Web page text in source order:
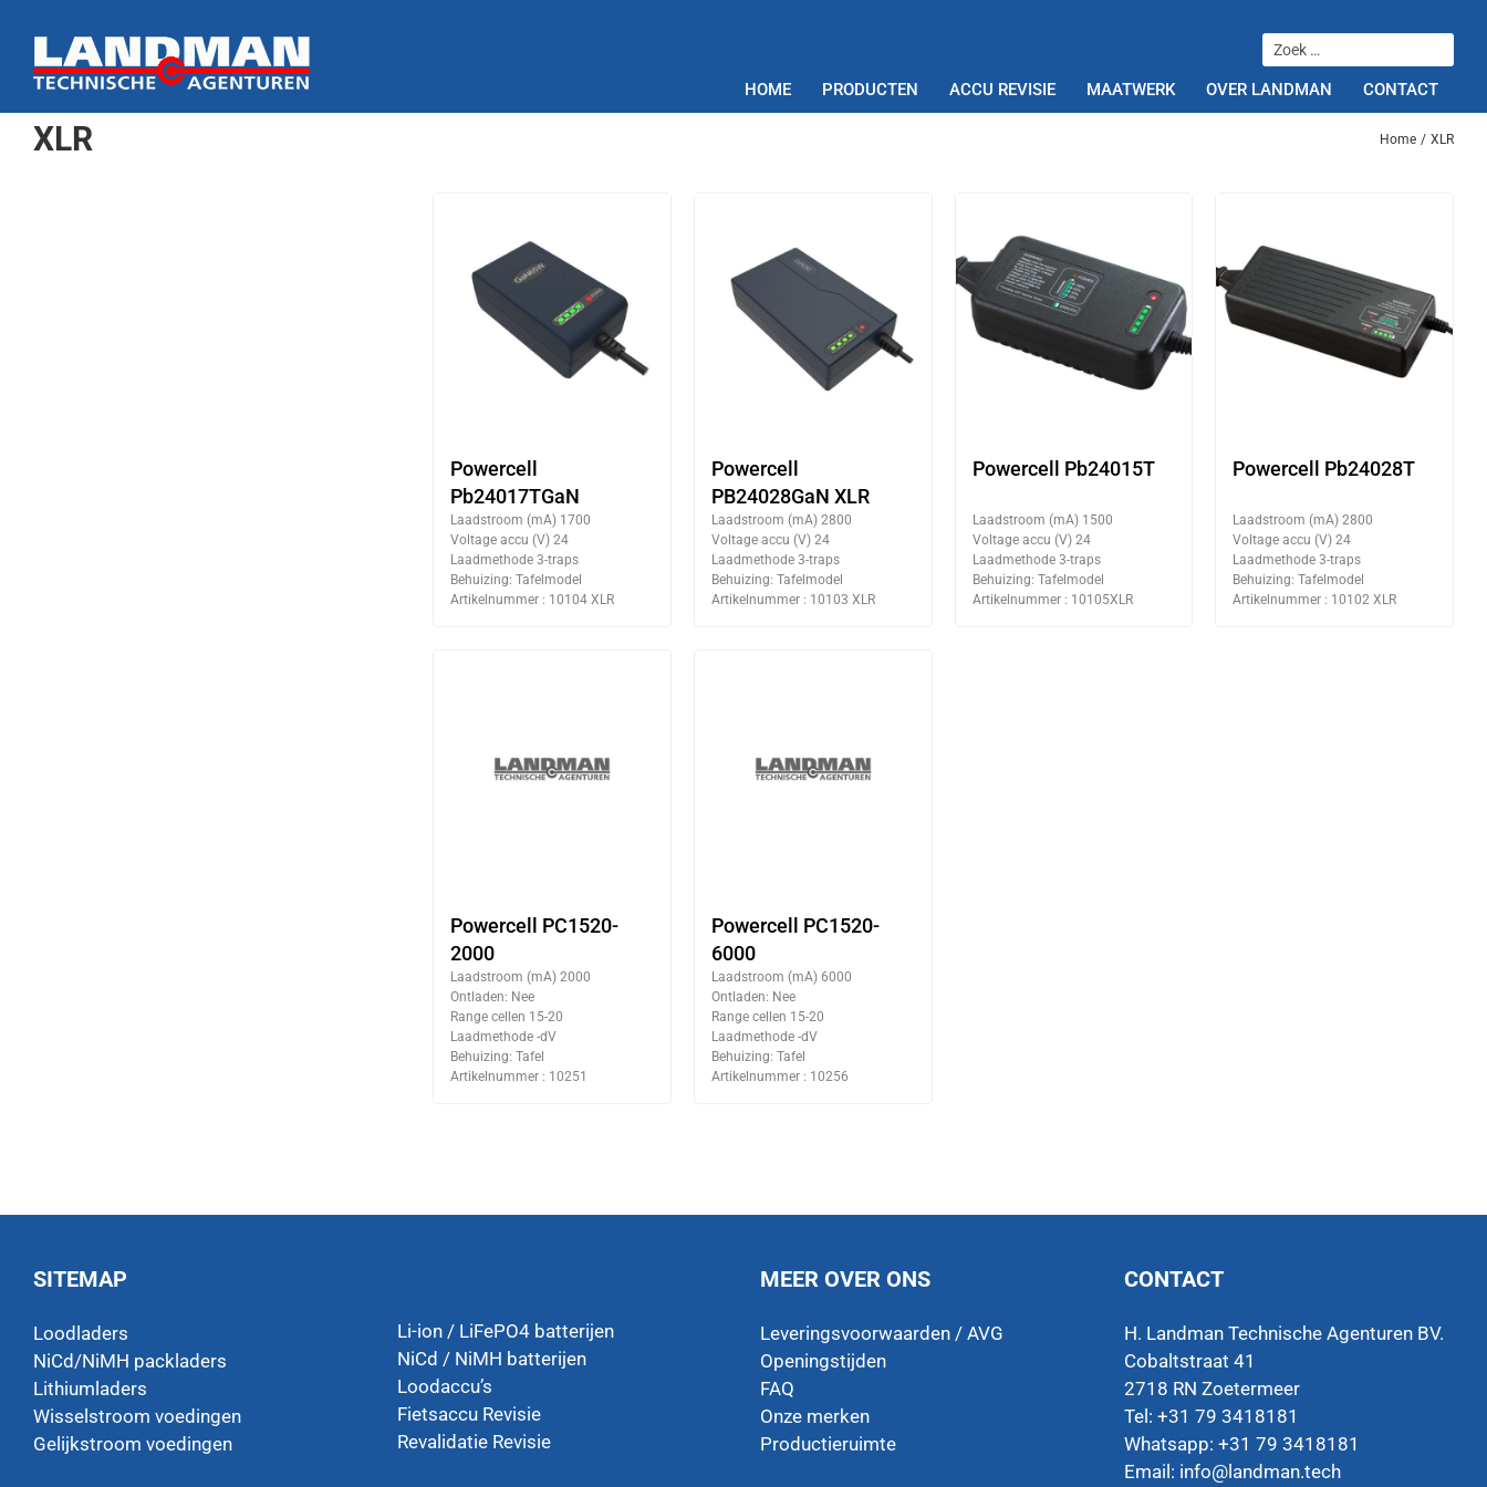
naar
inhoud
HOME PRODUCTEN ACCU REVISIE MAATWERK OVER LANDMAN CONTACT
XLR Home XLR
Powercell
Pb24017TGaN
Laadstroom (mA) 1700
Voltage accu (V) 24
Laadmethode 3-traps
Behuizing: Tafelmodel
Artikelnummer : 10104 XLR
Powercell
PB24028GaN XLR
Laadstroom (mA) 2800
Voltage accu (V) 24
Laadmethode 3-traps
Behuizing: Tafelmodel
Artikelnummer : 10103 XLR
Powercell Pb24015T
Laadstroom (mA) 1500
Voltage accu (V) 24
Laadmethode 3-traps
Behuizing: Tafelmodel
Artikelnummer : 10105XLR
Powercell Pb24028T
Laadstroom (mA) 2800
Voltage accu (V) 24
Laadmethode 3-traps
Behuizing: Tafelmodel
Artikelnummer : 10102 XLR
Powercell PC1520-
2000
Laadstroom (mA) 2000
Ontladen: Nee
Range cellen 15-20
Laadmethode -dV
Behuizing: Tafel
Artikelnummer : 10251
Powercell PC1520-
6000
Laadstroom (mA) 6000
Ontladen: Nee
Range cellen 15-20
Laadmethode -dV
Behuizing: Tafel
Artikelnummer : 10256
SITEMAP
Loodladers
NiCd/NiMH packladers
Lithiumladers
Wisselstroom voedingen
Gelijkstroom voedingen
Li-ion / LiFePO4 batterijen
NiCd / NiMH batterijen
Loodaccu’s
Fietsaccu Revisie
Revalidatie Revisie
MEER OVER ONS
Leveringsvoorwaarden / AVG
Openingstijden
FAQ
Onze merken
Productieruimte
CONTACT
H. Landman Technische Agenturen BV.
Cobaltstraat 41
2718 RN Zoetermeer
Tel: +31 79 3418181
Whatsapp: +31 79 3418181
Email: info@landman.tech